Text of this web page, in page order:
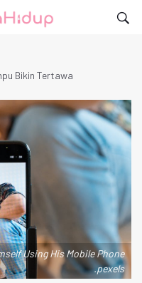
Bikin Tertawa
Using His Mobile Phone
.pexels